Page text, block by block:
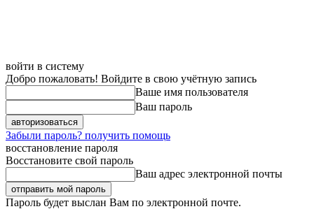
войти в систему
Добро пожаловать! Войдите в свою учётную запись
Ваше имя пользователя
Ваш пароль
Забыли пароль? получить помощь
восстановление пароля
Восстановите свой пароль
Ваш адрес электронной почты
Пароль будет выслан Вам по электронной почте.